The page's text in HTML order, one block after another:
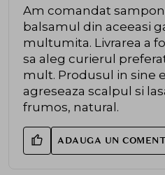
Am comandat
balsamul din aceeasi
multumita. Livrarea a
sa aleg curierul
mult. Produsul in sine
agreseaza scalpul si
frumos, natural.
ADAUGA UN